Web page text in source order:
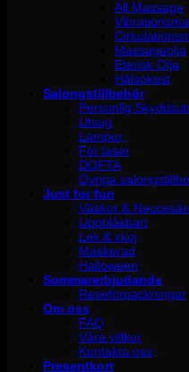
All Massage
Massageolja
Eterisk Olja
Hälsokost
Salongstillbehör
Personlig
Utsug
Lampor
För laser
DOFTA
Övriga
Just for fun
Väskor &
Uppblåsbart
Lek & skoj
Maskerad
Halloween
Sommarerbjudande
Reseförpackningar
Om oss
FAQ
Våra villkor
Kontakta oss
Presentkort